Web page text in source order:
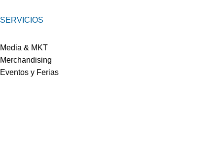
SERVICIOS
Media & MKT
Merchandising
Eventos y Ferias